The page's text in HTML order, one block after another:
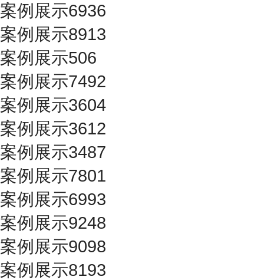
案例展示6936
案例展示8913
案例展示506
案例展示7492
案例展示3604
案例展示3612
案例展示3487
案例展示7801
案例展示6993
案例展示9248
案例展示9098
案例展示8193